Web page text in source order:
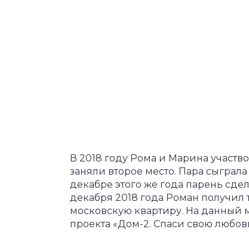
В 2018 году Рома и Марина
заняли второе место. Пара
декабре этого же года парень
декабря 2018 года Роман получил
московскую квартиру. На данный
проекта «Дом-2. Спаси свою